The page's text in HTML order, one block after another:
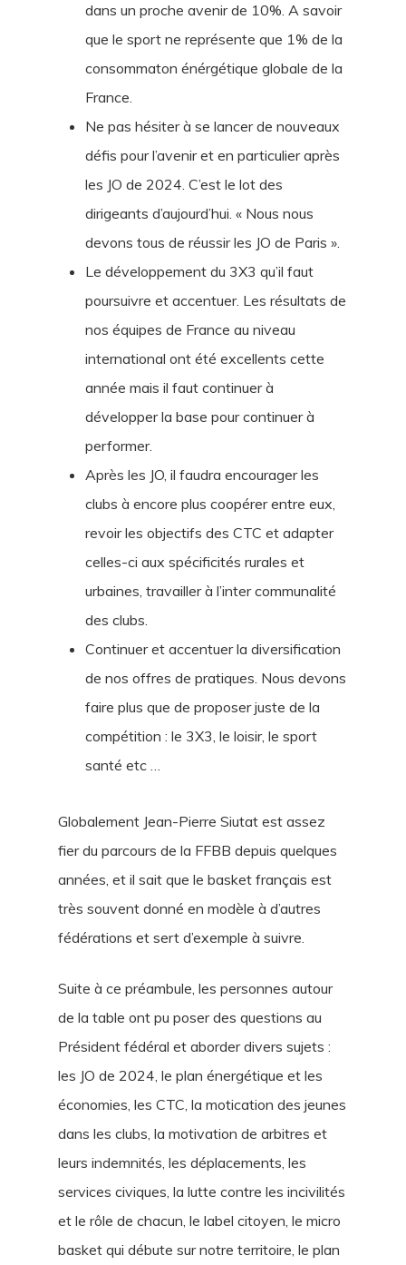
dans un proche avenir de 10%. A savoir
que le sport ne représente que 1% de la
consommaton énérgétique globale de la
France.
Ne pas hésiter à se lancer de nouveaux
défis pour l’avenir et en particulier après
les JO de 2024. C’est le lot des
dirigeants d’aujourd’hui. « Nous nous
devons tous de réussir les JO de Paris ».
Le développement du 3X3 qu’il faut
poursuivre et accentuer. Les résultats de
nos équipes de France au niveau
international ont été excellents cette
année mais il faut continuer à
développer la base pour continuer à
performer.
Après les JO, il faudra encourager les
clubs à encore plus coopérer entre eux,
revoir les objectifs des CTC et adapter
celles-ci aux spécificités rurales et
urbaines, travailler à l’inter communalité
des clubs.
Continuer et accentuer la diversification
de nos offres de pratiques. Nous devons
faire plus que de proposer juste de la
compétition : le 3X3, le loisir, le sport
santé etc …
Globalement Jean-Pierre Siutat est assez
fier du parcours de la FFBB depuis quelques
années, et il sait que le basket français est
très souvent donné en modèle à d’autres
fédérations et sert d’exemple à suivre.
Suite à ce préambule, les personnes autour
de la table ont pu poser des questions au
Président fédéral et aborder divers sujets :
les JO de 2024, le plan énergétique et les
économies, les CTC, la motication des jeunes
dans les clubs, la motivation de arbitres et
leurs indemnités, les déplacements, les
services civiques, la lutte contre les incivilités
et le rôle de chacun, le label citoyen, le micro
basket qui débute sur notre territoire, le plan